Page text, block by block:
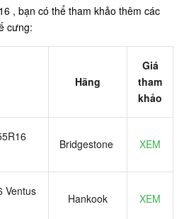
, bạn có thể tham khảo thêm các
cưng:
Hãng
Giá
tham
khảo
Bridgestone XEM
Ventus
Hankook XEM